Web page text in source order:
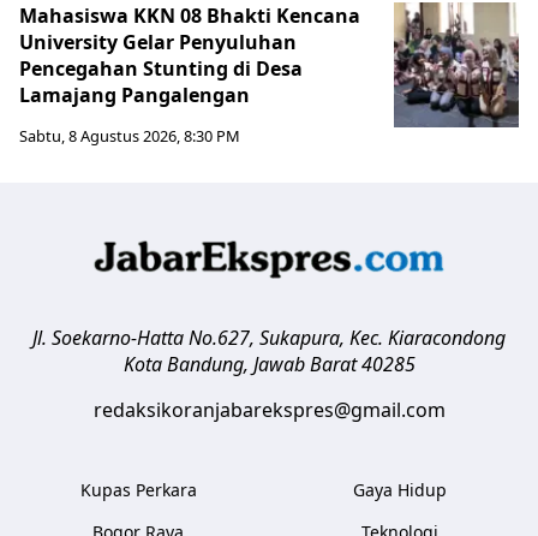
Mahasiswa KKN 08 Bhakti Kencana
University Gelar Penyuluhan
Pencegahan Stunting di Desa
Lamajang Pangalengan
Sabtu, 8 Agustus 2026, 8:30 PM
Jl. Soekarno-Hatta No.627, Sukapura, Kec. Kiaracondong
Kota Bandung, Jawab Barat 40285
redaksikoranjabarekspres@gmail.com
Kupas Perkara
Gaya Hidup